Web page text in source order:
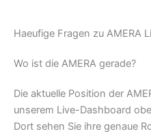
Haeufige Fragen zu AMERA
Wo ist die AMERA gerade?
Die aktuelle Position der
unserem Live-Dashboard
Dort sehen Sie ihre genaue